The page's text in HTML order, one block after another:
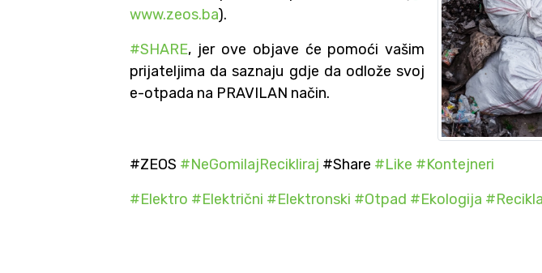
www.zeos.ba).
#SHARE, jer ove objave će pomoći vašim
prijateljima da saznaju gdje da odlože svoj
e-otpada na PRAVILAN način.
#ZEOS #NeGomilajRecikliraj #Share #Like #Kontejneri
#Elektro #Električni #Elektronski #Otpad #Ekologija #